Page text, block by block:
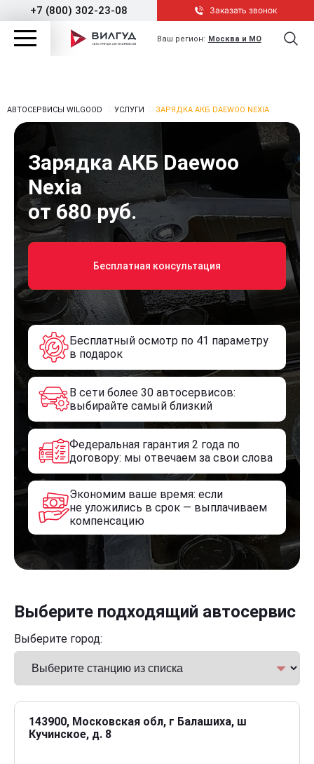
+7 (800) 302-23-08 Заказать звонок
Ваш регион: Москва и МО
АВТОСЕРВИСЫ WILGOOD УСЛУГИ ЗАРЯДКА АКБ DAEWOO NEXIA
Зарядка АКБ Daewoo
Nexia
от 680 руб.
Бесплатная консультация
Бесплатный осмотр по 41 параметру
в подарок
В сети более 30 автосервисов:
выбирайте самый близкий
Федеральная гарантия 2 года по
договору: мы отвечаем за свои слова
Экономим ваше время: если
не уложились в срок — выплачиваем
компенсацию
Выберите подходящий автосервис
Выберите город:
143900, Московская обл, г Балашиха, ш
Кучинское, д. 8